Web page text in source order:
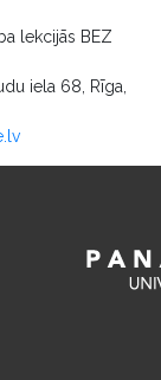
lekcijās BEZ
iela 68, Rīga,